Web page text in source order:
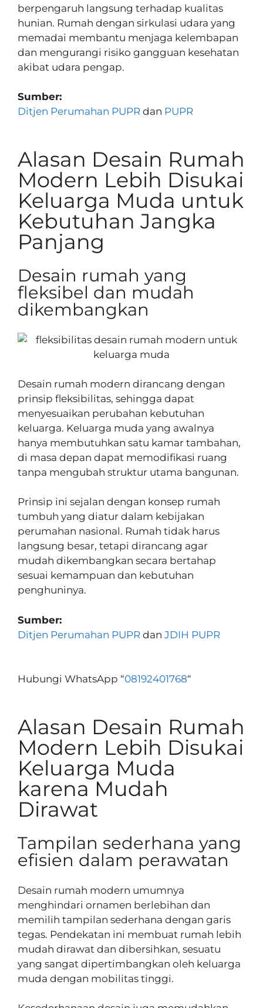
berpengaruh langsung terhadap kualitas
hunian. Rumah dengan sirkulasi udara yang
memadai membantu menjaga kelembapan
dan mengurangi risiko gangguan kesehatan
akibat udara pengap.
Sumber:
Ditjen Perumahan PUPR dan PUPR
Alasan Desain Rumah
Modern Lebih Disukai
Keluarga Muda untuk
Kebutuhan Jangka
Panjang
Desain rumah yang
fleksibel dan mudah
dikembangkan
Desain rumah modern dirancang dengan
prinsip fleksibilitas, sehingga dapat
menyesuaikan perubahan kebutuhan
keluarga. Keluarga muda yang awalnya
hanya membutuhkan satu kamar tambahan,
di masa depan dapat memodifikasi ruang
tanpa mengubah struktur utama bangunan.
Prinsip ini sejalan dengan konsep rumah
tumbuh yang diatur dalam kebijakan
perumahan nasional. Rumah tidak harus
langsung besar, tetapi dirancang agar
mudah dikembangkan secara bertahap
sesuai kemampuan dan kebutuhan
penghuninya.
Sumber:
Ditjen Perumahan PUPR dan JDIH PUPR
Hubungi WhatsApp “08192401768“
Alasan Desain Rumah
Modern Lebih Disukai
Keluarga Muda
karena Mudah
Dirawat
Tampilan sederhana yang
efisien dalam perawatan
Desain rumah modern umumnya
menghindari ornamen berlebihan dan
memilih tampilan sederhana dengan garis
tegas. Pendekatan ini membuat rumah lebih
mudah dirawat dan dibersihkan, sesuatu
yang sangat dipertimbangkan oleh keluarga
muda dengan mobilitas tinggi.